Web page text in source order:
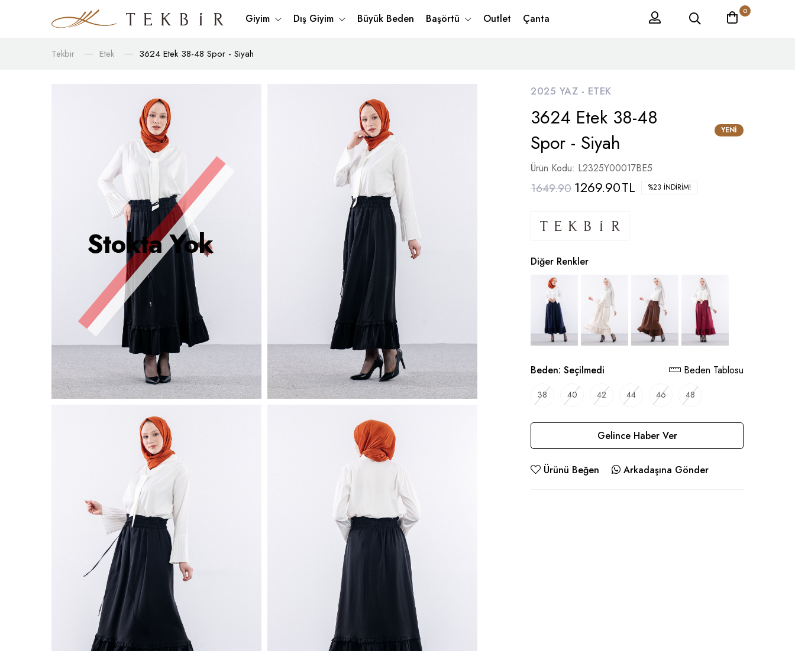
Giyim Dış Giyim Büyük Beden Başörtü Outlet Çanta
0
Tekbir Etek 3624 Etek 38-48 Spor - Siyah
2025 YAZ - ETEK
3624 Etek 38-48
Spor - Siyah
YENI
Ürün Kodu: L2325Y00017BE5
1649.90 1269.90TL %23 İNDIRIM!
Diğer Renkler
Beden: Seçilmedi Beden Tablosu
38 40 42 44 46 48
Gelince Haber Ver
Ürünü Beğen Arkadaşına Gönder